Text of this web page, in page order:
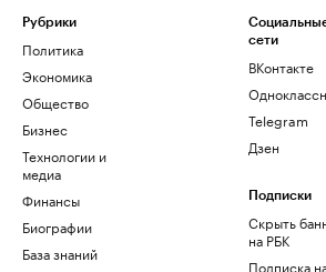
Рубрики
Политика
Экономика
Общество
Бизнес
Технологии и
медиа
Финансы
Биографии
База знаний
сети
ВКонтакте
Telegram
Дзен
Подписки
Скрыть
на РБК
Подписка